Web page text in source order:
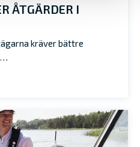
ÅTGÄRDER I
kräver bättre